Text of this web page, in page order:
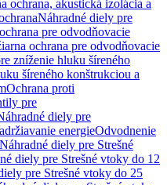
ochrana, akustická izolácia a
Náhradné diely pre
pre odvodňovacie
ochrana pre odvodňovacie
zníženie hluku šíreného
šíreného konštrukciou a
Ochrana proti
pre
diely pre
energieOdvodnenie
Náhradné diely pre Strešné
diely pre Strešné vtoky do 12
pre Strešné vtoky do 25